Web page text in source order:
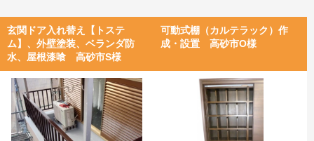
玄関ドア入れ替え【トステ
ム】、外壁塗装、ベランダ防
水、屋根漆喰 高砂市S様
可動式棚（カルテラック）作
成・設置 高砂市O様